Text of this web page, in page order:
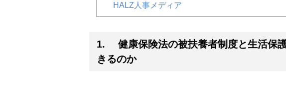
HALZ人事メディア
1. 健康保険法の被扶養者制度と生活保
きるのか